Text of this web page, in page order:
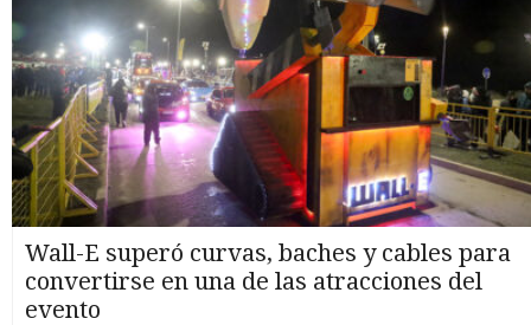
Wall-E superó curvas, baches y cables para
convertirse en una de las atracciones del
evento